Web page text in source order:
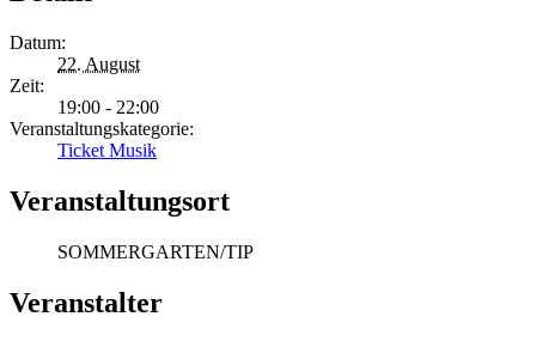
Datum:
22. August
Zeit:
19:00 - 22:00
Veranstaltungskategorie:
Ticket Musik
Veranstaltungsort
SOMMERGARTEN/TIP
Veranstalter